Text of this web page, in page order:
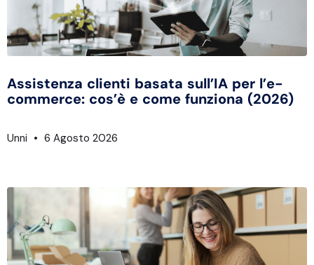
Assistenza clienti basata sull’IA per l’e-
commerce: cos’è e come funziona (2026)
Unni 6 Agosto 2026